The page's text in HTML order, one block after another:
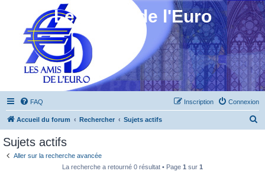
Les Amis de l'Euro
FAQ Connexion
Inscription
Accueil du forum Rechercher Sujets actifs
Sujets actifs
Aller sur la recherche avancée
La recherche a retourné 0 résultat • Page 1 sur 1